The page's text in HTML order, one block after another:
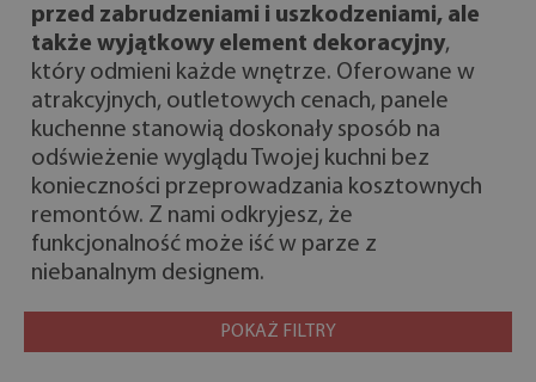
przed zabrudzeniami i uszkodzeniami, ale
także wyjątkowy element dekoracyjny,
który odmieni każde wnętrze. Oferowane w
atrakcyjnych, outletowych cenach, panele
kuchenne stanowią doskonały sposób na
odświeżenie wyglądu Twojej kuchni bez
konieczności przeprowadzania kosztownych
remontów. Z nami odkryjesz, że
funkcjonalność może iść w parze z
niebanalnym designem.
POKAŻ FILTRY